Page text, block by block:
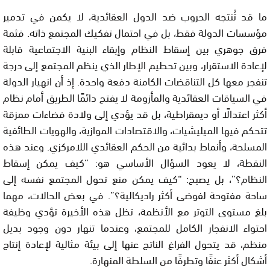
ما قد تُنتجه الحروب ضد الدول العقائدية، لا يكمن في تدمير
مؤسسات الدولة فقط، بل في احتمال تفكيك المجتمع ذاته. فثمة
فرق جوهري بين إسقاط النظام وإبقاء البنية الاجتماعية قابلة
لإعادة الاستقرار، وبين تحطيم الإطار الذي ينظم المجتمع إلى درجة
تنفجر معها كل التناقضات الكامنة دفعة واحدة. إذ أن انهيار الدولة
في السياقات العقائدية والمأزومة لا يفتح دائمًا الطريق أمام نظام
أكثر اعتدالًا أو ديمقراطية، بل قد يؤدي إلى ولادة فضاءات ممزقة
تتحكم فيها الميليشيات، والاقتصادات الموازية، والهويات الطائفية
المسلحة، وأنماط بدائية من الحكم العقائدي اللامركزي. وعند هذه
النقطة، لا يعود السؤال الأساسي هو: “كيف يمكن إسقاط
النظام؟”، بل يصبح: “كيف يمكن منع تحول المجتمع نفسه إلى
ساحة مفتوحة لفوضى أكثر راديكالية؟”. في بعض الحالات، مهما
بلغ مستوى التوتر مع الأنظمة، تظل هذه الأخيرة تؤدي وظيفة
احتواء الانفجار الكامل للمجتمع، وعندما تنهار دون وجود بديل
منظم، قد يتحول الفراغ الناتج عنها إلى بيئة مثالية لإعادة إنتاج
أشكال أكثر عنفًا وتطرفًا من السلطة المنهارة.